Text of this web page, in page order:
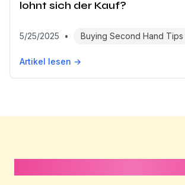
lohnt sich der Kauf?
5/25/2025 • Buying Second Hand Tips
Artikel lesen →